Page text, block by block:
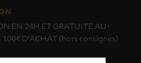
EN 24H ET GRATUITE AU-
100€ D'ACHAT (hors consignes)